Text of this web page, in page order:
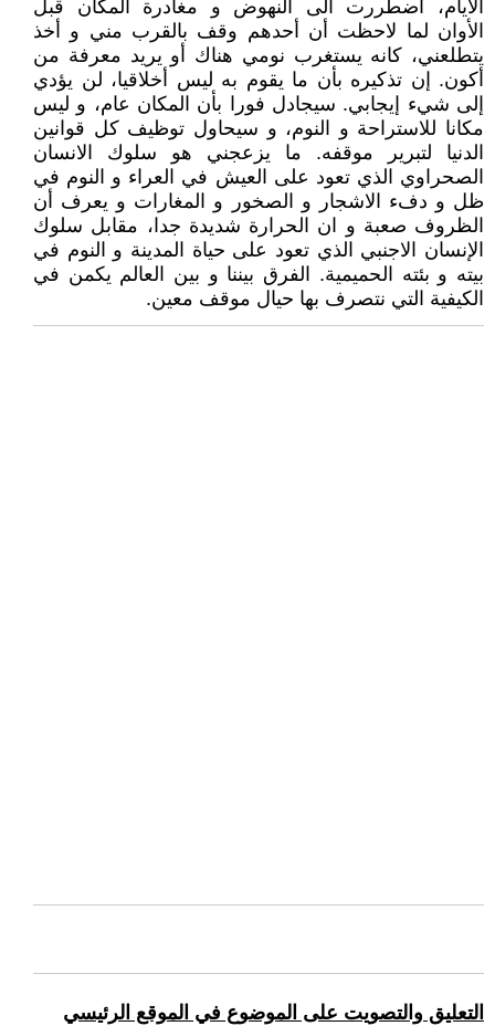
الأيام، اضطررت الى النهوض و مغادرة المكان قبل
الأوان لما لاحظت أن أحدهم وقف بالقرب مني و أخذ
يتطلعني، كانه يستغرب نومي هناك أو يريد معرفة من
أكون. إن تذكيره بأن ما يقوم به ليس أخلاقيا، لن يؤدي
إلى شيء إيجابي. سيجادل فورا بأن المكان عام، و ليس
مكانا للاستراحة و النوم، و سيحاول توظيف كل قوانين
الدنيا لتبرير موقفه. ما يزعجني هو سلوك الانسان
الصحراوي الذي تعود على العيش في العراء و النوم في
ظل و دفء الاشجار و الصخور و المغارات و يعرف أن
الظروف صعبة و ان الحرارة شديدة جدا، مقابل سلوك
الإنسان الاجنبي الذي تعود على حياة المدينة و النوم في
بيته و بئته الحميمية. الفرق بيننا و بين العالم يكمن في
الكيفية التي نتصرف بها حيال موقف معين.
التعليق والتصويت على الموضوع في الموقع الرئيسي